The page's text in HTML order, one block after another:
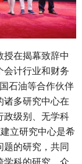
在揭幕致辞中
计行业和财务
石油等合作伙伴
多研究中心在
政级别、无学科
立研究中心是希
的研究，共同
科的研究。众